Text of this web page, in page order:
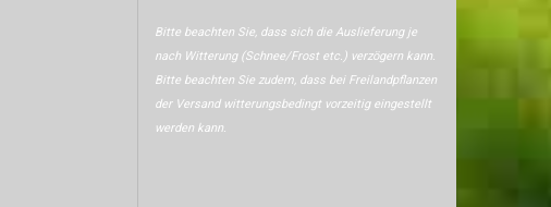
Bitte beachten Sie, dass sich die Auslieferung je
nach Witterung (Schnee/Frost etc.) verzögern kann.
Bitte beachten Sie zudem, dass bei Freilandpflanzen
der Versand witterungsbedingt vorzeitig eingestellt
werden kann.